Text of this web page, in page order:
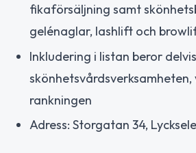
fikaförsäljning samt
gelénaglar, lashlift och
Inkludering i listan beror
rankningen
Adress: Storgatan 34, Lycksele